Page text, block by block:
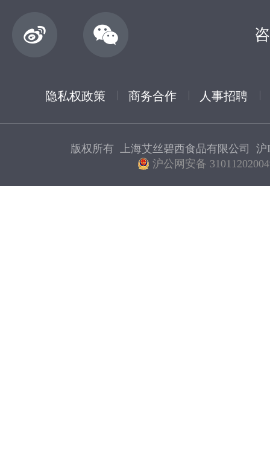
隐私权政策 商务合作 人事招聘
版权所有 上海艾丝碧西食品有限公司 沪
沪公网安备